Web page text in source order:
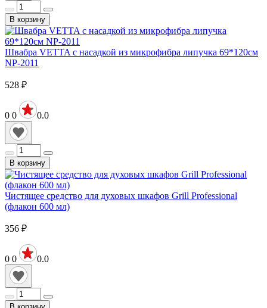
В корзину
Швабра VETTA с насадкой из микрофибра липучка 69*120см
NP-2011
528 ₽
0 0 0.0
В корзину
Чистящее средство для духовых шкафов Grill Professional
(флакон 600 мл)
356 ₽
0 0 0.0